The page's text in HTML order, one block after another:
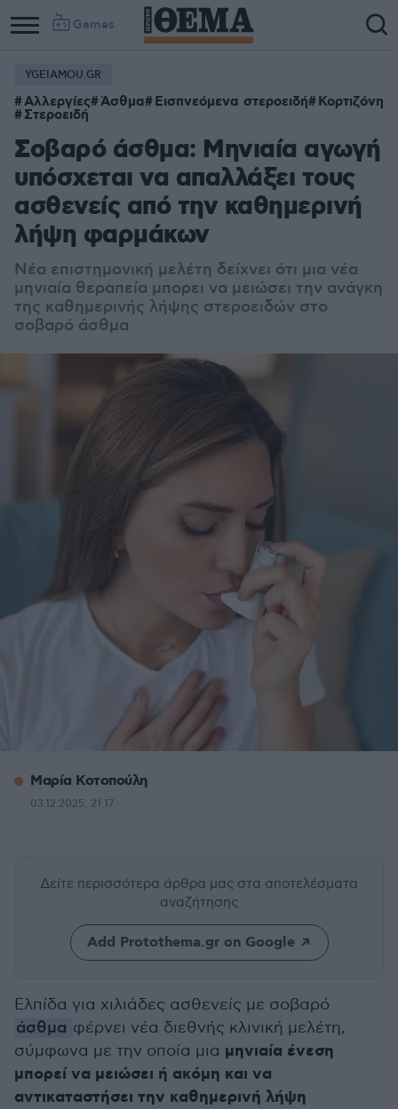
Games
YGEIAMOU.GR
Αλλεργίες Άσθμα Εισπνεόμενα στεροειδή Κορτιζόνη
Στεροειδή
Σοβαρό άσθμα: Μηνιαία αγωγή
υπόσχεται να απαλλάξει τους
ασθενείς από την καθημερινή
λήψη φαρμάκων
Νέα επιστημονική μελέτη δείχνει ότι μια νέα
μηνιαία θεραπεία μπορει να μειώσει την ανάγκη
της καθημερινής λήψης στεροειδών στο
σοβαρό άσθμα
Μαρία Κοτοπούλη
03.12.2025, 21:17
Δείτε περισσότερα άρθρα μας στα αποτελέσματα
αναζήτησης
Add Protothema.gr on Google
Ελπίδα για χιλιάδες ασθενείς με σοβαρό
άσθμα φέρνει νέα διεθνής κλινική μελέτη,
σύμφωνα με την οποία μια μηνιαία ένεση
μπορεί να μειώσει ή ακόμη και να
αντικαταστήσει την καθημερινή λήψη